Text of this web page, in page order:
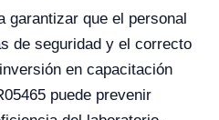
garantizar que el personal
de seguridad y el correcto
en capacitación
puede prevenir